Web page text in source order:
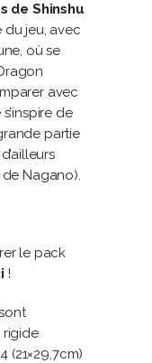
de Shinshu
jeu, avec
où se
avec
de
partie
Nagano).
le pack
!
rigide
(21×29,7cm)